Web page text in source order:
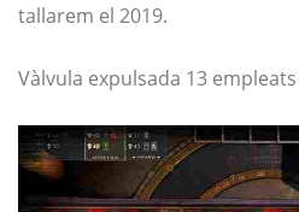
tallarem el 2019.
Vàlvula expulsada 13